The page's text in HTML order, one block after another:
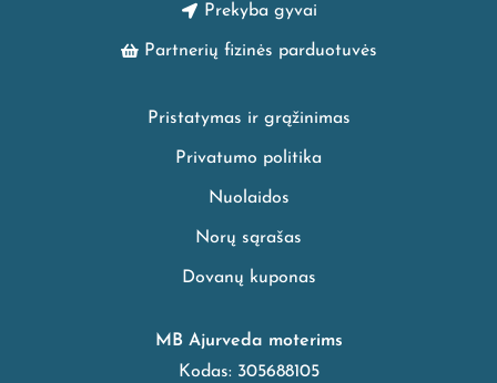
Prekyba gyvai
Partnerių fizinės parduotuvės
Pristatymas ir grąžinimas
Privatumo politika
Nuolaidos
Norų sąrašas
Dovanų kuponas
MB Ajurveda moterims
Kodas: 305688105